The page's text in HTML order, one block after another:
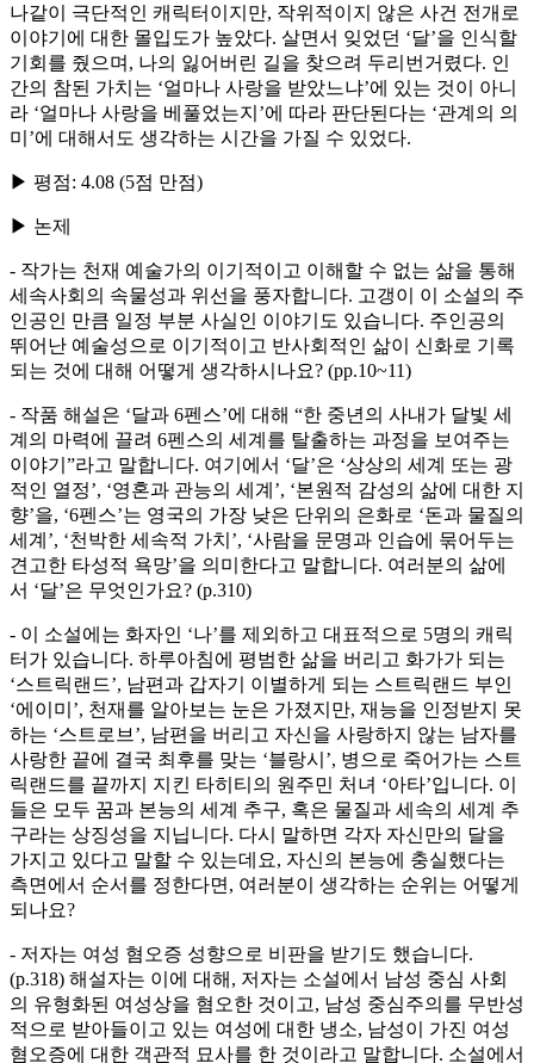
나같이 극단적인 캐릭터이지만, 작위적이지 않은 사건 전개로
이야기에 대한 몰입도가 높았다. 살면서 잊었던 ‘달’을 인식할
기회를 줬으며, 나의 잃어버린 길을 찾으려 두리번거렸다. 인
간의 참된 가치는 ‘얼마나 사랑을 받았느냐’에 있는 것이 아니
라 ‘얼마나 사랑을 베풀었는지’에 따라 판단된다는 ‘관계의 의
미’에 대해서도 생각하는 시간을 가질 수 있었다.
▶ 평점: 4.08 (5점 만점)
▶ 논제
- 작가는 천재 예술가의 이기적이고 이해할 수 없는 삶을 통해
세속사회의 속물성과 위선을 풍자합니다. 고갱이 이 소설의 주
인공인 만큼 일정 부분 사실인 이야기도 있습니다. 주인공의
뛰어난 예술성으로 이기적이고 반사회적인 삶이 신화로 기록
되는 것에 대해 어떻게 생각하시나요? (pp.10~11)
- 작품 해설은 ‘달과 6펜스’에 대해 “한 중년의 사내가 달빛 세
계의 마력에 끌려 6펜스의 세계를 탈출하는 과정을 보여주는
이야기”라고 말합니다. 여기에서 ‘달’은 ‘상상의 세계 또는 광
적인 열정’, ‘영혼과 관능의 세계’, ‘본원적 감성의 삶에 대한 지
향’을, ‘6펜스’는 영국의 가장 낮은 단위의 은화로 ‘돈과 물질의
세계’, ‘천박한 세속적 가치’, ‘사람을 문명과 인습에 묶어두는
견고한 타성적 욕망’을 의미한다고 말합니다. 여러분의 삶에
서 ‘달’은 무엇인가요? (p.310)
- 이 소설에는 화자인 ‘나’를 제외하고 대표적으로 5명의 캐릭
터가 있습니다. 하루아침에 평범한 삶을 버리고 화가가 되는
‘스트릭랜드’, 남편과 갑자기 이별하게 되는 스트릭랜드 부인
‘에이미’, 천재를 알아보는 눈은 가졌지만, 재능을 인정받지 못
하는 ‘스트로브’, 남편을 버리고 자신을 사랑하지 않는 남자를
사랑한 끝에 결국 최후를 맞는 ‘블랑시’, 병으로 죽어가는 스트
릭랜드를 끝까지 지킨 타히티의 원주민 처녀 ‘아타’입니다. 이
들은 모두 꿈과 본능의 세계 추구, 혹은 물질과 세속의 세계 추
구라는 상징성을 지닙니다. 다시 말하면 각자 자신만의 달을
가지고 있다고 말할 수 있는데요, 자신의 본능에 충실했다는
측면에서 순서를 정한다면, 여러분이 생각하는 순위는 어떻게
되나요?
- 저자는 여성 혐오증 성향으로 비판을 받기도 했습니다.
(p.318) 해설자는 이에 대해, 저자는 소설에서 남성 중심 사회
의 유형화된 여성상을 혐오한 것이고, 남성 중심주의를 무반성
적으로 받아들이고 있는 여성에 대한 냉소, 남성이 가진 여성
혐오증에 대한 객관적 묘사를 한 것이라고 말합니다. 소설에서